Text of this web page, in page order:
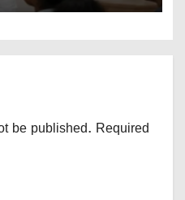
be published. Required